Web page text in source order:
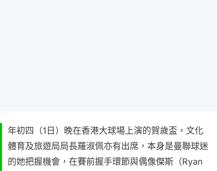
年初四（1日）晚在香港大球場上演的賀歲盃，文化
體育及旅遊局局長羅淑佩亦有出席，本身是曼聯球迷
的她把握機會，在賽前握手環節與偶像傑斯（Ryan